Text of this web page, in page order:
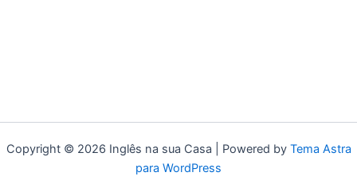
Copyright © 2026 Inglês na sua Casa | Powered by Tema Astra
para WordPress